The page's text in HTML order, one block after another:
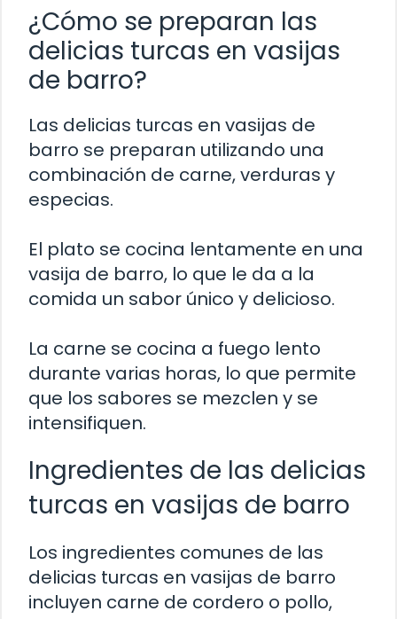
¿Cómo se preparan las
delicias turcas en vasijas
de barro?
Las delicias turcas en vasijas de
barro se preparan utilizando una
combinación de carne, verduras y
especias.
El plato se cocina lentamente en una
vasija de barro, lo que le da a la
comida un sabor único y delicioso.
La carne se cocina a fuego lento
durante varias horas, lo que permite
que los sabores se mezclen y se
intensifiquen.
Ingredientes de las delicias
turcas en vasijas de barro
Los ingredientes comunes de las
delicias turcas en vasijas de barro
incluyen carne de cordero o pollo,